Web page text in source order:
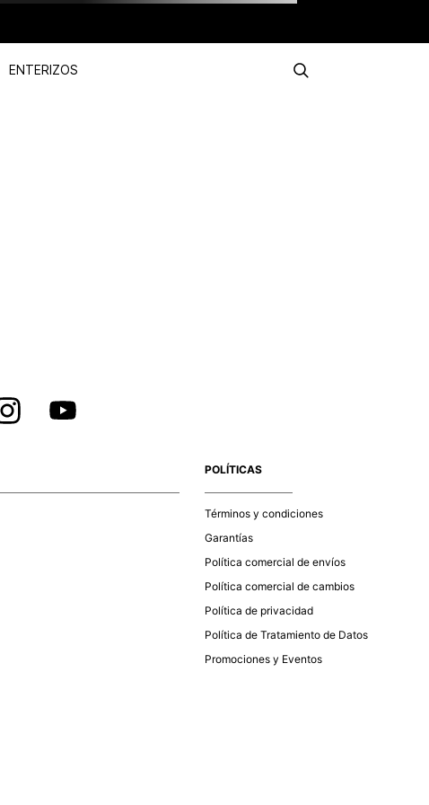
ENTERIZOS
POLÍTICAS
Términos y condiciones
Garantías
Política comercial de envíos
Política comercial de cambios
Política de privacidad
Política de Tratamiento de Datos
Promociones y Eventos